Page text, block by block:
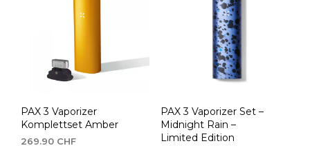
PAX 3 Vaporizer
Komplettset Amber
269.90 CHF
PAX 3 Vaporizer Set –
Midnight Rain –
Limited Edition